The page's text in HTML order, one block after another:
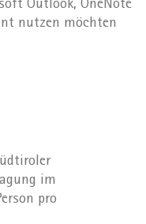
Outlook, OneNote
nutzen möchten
im
pro